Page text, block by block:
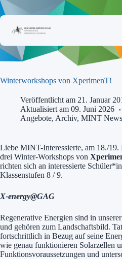
Zum
Inhalt
Winterworkshops von XperimenT!
Veröffentlicht am 21. Januar
Aktualisiert am 09. Juni 2026
Angebote, Archiv, MINT News
Liebe MINT-Interessierte, am 18./
drei Winter-Workshops von
richten sich an interessierte
Klassenstufen 8 / 9.
X-energy@GAG
Regenerative Energien sind in
und gehören zum Landschaftsbild.
fortschrittlich in Bezug auf seine
wie genau funktionieren Solarzellen
Funktionsvoraussetzungen und